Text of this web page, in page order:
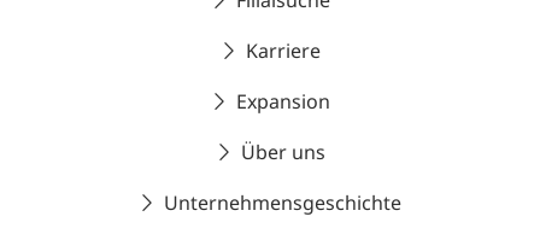
Karriere
Expansion
Über uns
Unternehmensgeschichte